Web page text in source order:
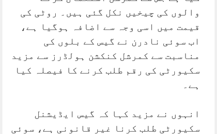
والوں کی چیخیں نکل گئی ہیں۔ روٹی کی
قیمت میں اسی وجہ سے اضافہ ہوگیا ہے،
اب سوئی نادرن نے گیس کے بلوں کی
مناسبت سے کمرشل کنکشن ہولڈرز سے مزید
سکیورٹی کی رقم طلب کرنے کا فیصلہ کیا
ہے۔
انہوں نے مزید کہا کہ گیس ایڈیشنل
سکیورٹی طلب کرنا غیر قانونی ہے، سوئی